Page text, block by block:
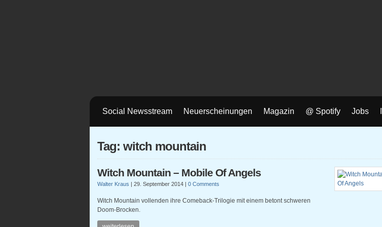
Social Newsstream Neuerscheinungen Magazin @ Spotify Jobs
Tag: witch mountain
Witch Mountain – Mobile Of Angels
Walter Kraus | 29. September 2014 | 0 Comments
Witch Mountain vollenden ihre Comeback-Trilogie mit einem betont schweren
Doom-Brocken.